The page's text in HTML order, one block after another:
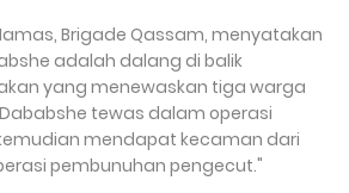
Brigade Qassam, menyatakan
adalah dalang di balik
yang menewaskan tiga warga
tewas dalam operasi
mendapat kecaman dari
pembunuhan pengecut."